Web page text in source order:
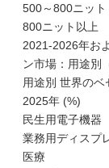
500～800ニット
800ニット以上
2021-2026年お
ン市場：用途別
用途別 世界のベ
2025年 (%)
民生用電子機器
業務用ディスプ
医療